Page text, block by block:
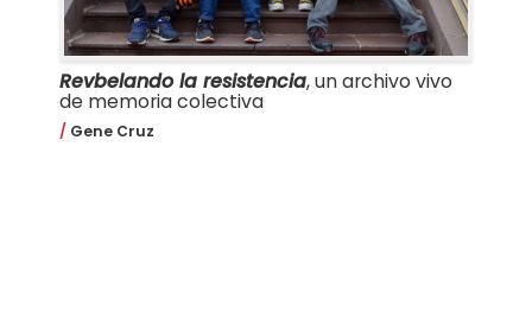
Revbelando la resistencia, un archivo vivo
de memoria colectiva
Gene Cruz